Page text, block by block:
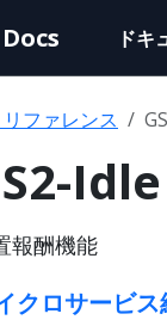
ドキ
ファレンス
報酬機能
クロサービ